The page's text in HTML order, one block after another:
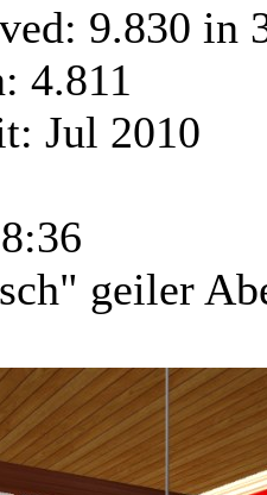
9.830 in
4.811
Jul 2010
geiler